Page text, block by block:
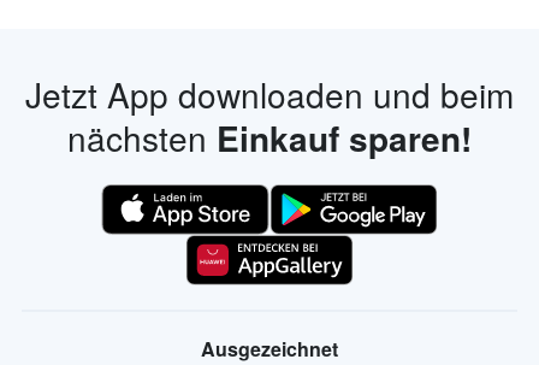
Jetzt App downloaden und beim
nächsten Einkauf sparen!
Ausgezeichnet